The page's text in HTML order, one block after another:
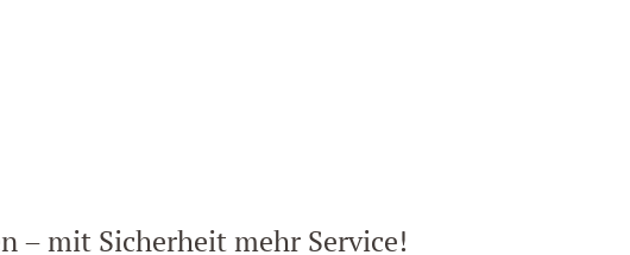
– mit Sicherheit mehr Service!